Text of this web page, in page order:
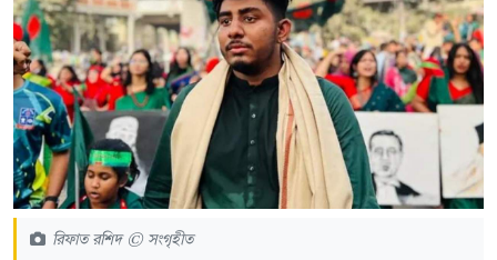
রিফাত রশিদ © সংগৃহীত